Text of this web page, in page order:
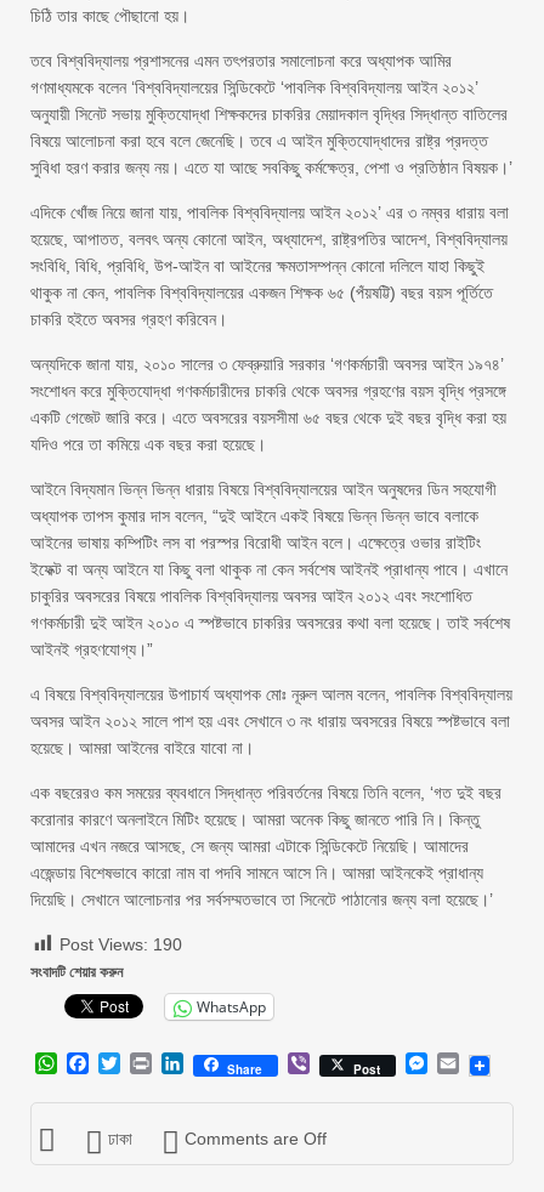
চিঠি তার কাছে পৌছানো হয়।
তবে বিশ্ববিদ্যালয় প্রশাসনের এমন তৎপরতার সমালোচনা করে অধ্যাপক আমির
গণমাধ্যমকে বলেন ‘বিশ্ববিদ্যালয়ের সিন্ডিকেটে ‘পাবলিক বিশ্ববিদ্যালয় আইন ২০১২’
অনুযায়ী সিনেট সভায় মুক্তিযোদ্ধা শিক্ষকদের চাকরির মেয়াদকাল বৃদ্ধির সিদ্ধান্ত বাতিলের
বিষয়ে আলোচনা করা হবে বলে জেনেছি। তবে এ আইন মুক্তিযোদ্ধাদের রাষ্ট্র প্রদত্ত
সুবিধা হরণ করার জন্য নয়। এতে যা আছে সবকিছু কর্মক্ষেত্র, পেশা ও প্রতিষ্ঠান বিষয়ক।’
এদিকে খোঁজ নিয়ে জানা যায়, পাবলিক বিশ্ববিদ্যালয় আইন ২০১২’ এর ৩ নম্বর ধারায় বলা
হয়েছে, আপাতত, বলবৎ অন্য কোনো আইন, অধ্যাদেশ, রাষ্ট্রপতির আদেশ, বিশ্ববিদ্যালয়
সংবিধি, বিধি, প্রবিধি, উপ-আইন বা আইনের ক্ষমতাসম্পন্ন কোনো দলিলে যাহা কিছুই
থাকুক না কেন, পাবলিক বিশ্ববিদ্যালয়ের একজন শিক্ষক ৬৫ (পঁয়ষট্টি) বছর বয়স পূর্তিতে
চাকরি হইতে অবসর গ্রহণ করিবেন।
অন্যদিকে জানা যায়, ২০১০ সালের ৩ ফেব্রুয়ারি সরকার ‘গণকর্মচারী অবসর আইন ১৯৭৪’
সংশোধন করে মুক্তিযোদ্ধা গণকর্মচারীদের চাকরি থেকে অবসর গ্রহণের বয়স বৃদ্ধি প্রসঙ্গে
একটি গেজেট জারি করে। এতে অবসরের বয়সসীমা ৬৫ বছর থেকে দুই বছর বৃদ্ধি করা হয়
যদিও পরে তা কমিয়ে এক বছর করা হয়েছে।
আইনে বিদ্যমান ভিন্ন ভিন্ন ধারায় বিষয়ে বিশ্ববিদ্যালয়ের আইন অনুষদের ডিন সহযোগী
অধ্যাপক তাপস কুমার দাস বলেন, “দুই আইনে একই বিষয়ে ভিন্ন ভিন্ন ভাবে বলাকে
আইনের ভাষায় কম্পিটিং লস বা পরস্পর বিরোধী আইন বলে। এক্ষেত্রে ওভার রাইটিং
ইফেক্ট বা অন্য আইনে যা কিছু বলা থাকুক না কেন সর্বশেষ আইনই প্রাধান্য পাবে। এখানে
চাকুরির অবসরের বিষয়ে পাবলিক বিশ্ববিদ্যালয় অবসর আইন ২০১২ এবং সংশোধিত
গণকর্মচারী দুই আইন ২০১০ এ স্পষ্টভাবে চাকরির অবসরের কথা বলা হয়েছে। তাই সর্বশেষ
আইনই গ্রহণযোগ্য।”
এ বিষয়ে বিশ্ববিদ্যালয়ের উপাচার্য অধ্যাপক মোঃ নূরুল আলম বলেন, পাবলিক বিশ্ববিদ্যালয়
অবসর আইন ২০১২ সালে পাশ হয় এবং সেখানে ৩ নং ধারায় অবসরের বিষয়ে স্পষ্টভাবে বলা
হয়েছে। আমরা আইনের বাইরে যাবো না।
এক বছরেরও কম সময়ের ব্যবধানে সিদ্ধান্ত পরিবর্তনের বিষয়ে তিনি বলেন, ‘গত দুই বছর
করোনার কারণে অনলাইনে মিটিং হয়েছে। আমরা অনেক কিছু জানতে পারি নি। কিন্তু
আমাদের এখন নজরে আসছে, সে জন্য আমরা এটাকে সিন্ডিকেটে নিয়েছি। আমাদের
এজেন্ডায় বিশেষভাবে কারো নাম বা পদবি সামনে আসে নি। আমরা আইনকেই প্রাধান্য
দিয়েছি। সেখানে আলোচনার পর সর্বসম্মতভাবে তা সিনেটে পাঠানোর জন্য বলা হয়েছে।’
Post Views: 190
সংবাদটি শেয়ার করুন
WhatsApp
WhatsApp
Facebook
Twitter
Print LinkedIn
Share ViberPost Messenger
Email
ঢাকা Comments are Off